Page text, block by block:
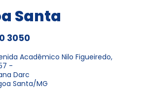
Santa
3050
Acadêmico Nilo Figueiredo,
-
Darc
Santa/MG